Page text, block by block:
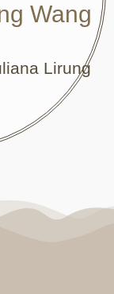
Wang
Lirung